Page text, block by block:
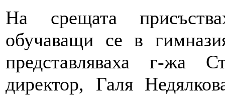
На срещата
обучаващи се в
представляваха г-жа
директор, Галя